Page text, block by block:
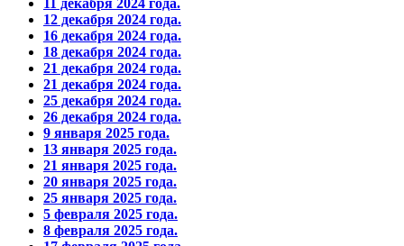
12 декабря 2024 года.
16 декабря 2024 года.
18 декабря 2024 года.
21 декабря 2024 года.
21 декабря 2024 года.
25 декабря 2024 года.
26 декабря 2024 года.
9 января 2025 года.
13 января 2025 года.
21 января 2025 года.
20 января 2025 года.
25 января 2025 года.
5 февраля 2025 года.
8 февраля 2025 года.